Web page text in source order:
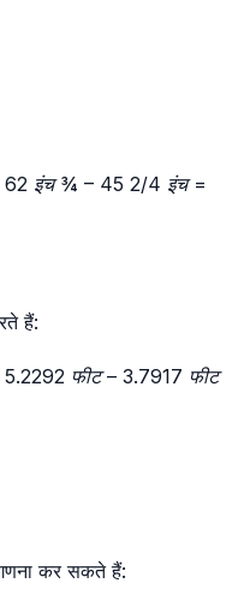
इंच ¾ – 45 2/4 इंच =
हैं:
फीट – 3.7917 फीट
कर सकते हैं: